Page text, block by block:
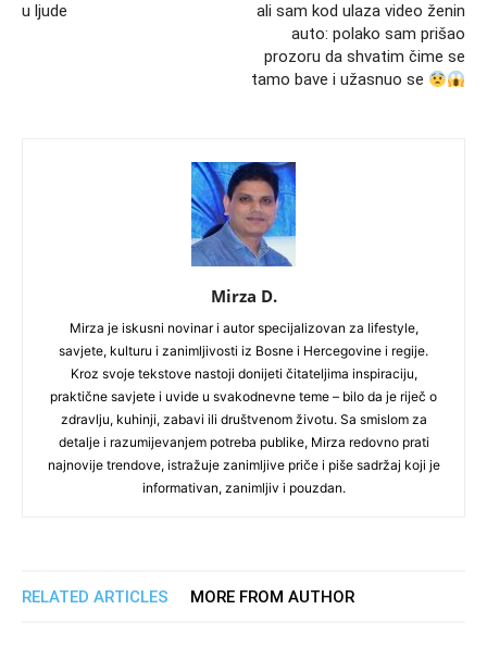
u ljude
ali sam kod ulaza video ženin
auto: polako sam prišao
prozoru da shvatim čime se
tamo bave i užasnuo se
Mirza D.
Mirza je iskusni novinar i autor specijalizovan za lifestyle,
savjete, kulturu i zanimljivosti iz Bosne i Hercegovine i regije.
Kroz svoje tekstove nastoji donijeti čitateljima inspiraciju,
praktične savjete i uvide u svakodnevne teme – bilo da je riječ o
zdravlju, kuhinji, zabavi ili društvenom životu. Sa smislom za
detalje i razumijevanjem potreba publike, Mirza redovno prati
najnovije trendove, istražuje zanimljive priče i piše sadržaj koji je
informativan, zanimljiv i pouzdan.
RELATED ARTICLES MORE FROM AUTHOR